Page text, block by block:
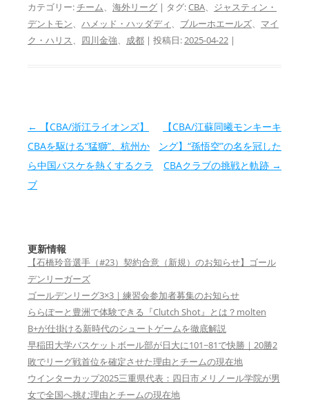
カテゴリー:チーム、 海外リーグ | タグ:CBA、 ジャスティン・
デントモン、 ハメッド・ハッダディ、 ブルーホエールズ、 マイ
ク・ハリス、 四川金強、 成都 | 投稿日:2025-04-22 |
投稿ナビゲーション
←
【CBA/浙江ライオンズ】
CBAを駆ける“猛獅”、杭州か
ら中国バスケを熱くするクラ
ブ
【CBA/江蘇同曦モンキーキ
ング】“孫悟空”の名を冠した
CBAクラブの挑戦と軌跡 →
更新情報
【石橋玲音選手（#23）契約合意（新規）のお知らせ】ゴール
デンリーガーズ
ゴールデンリーグ3×3｜練習会参加者募集のお知らせ
ららぽーと豊洲で体験できる『Clutch Shot』とは？molten
B+が仕掛ける新時代のシュートゲームを徹底解説
早稲田大学バスケットボール部が日大に101−81で快勝｜20勝2
敗でリーグ戦首位を確定させた理由とチームの現在地
ウインターカップ2025三重県代表：四日市メリノール学院が男
女で全国へ挑む理由とチームの現在地